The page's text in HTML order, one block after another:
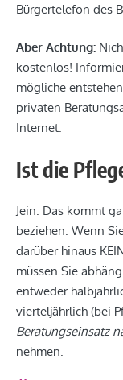
Bürgertelefon des
Aber Achtung:
kostenlos!
mögliche
privaten
Internet.
Ist die
Jein. Das kommt
beziehen. Wenn
darüber hinaus
müssen Sie
entweder
vierteljährlich (bei
Beratungseinsatz
nehmen.